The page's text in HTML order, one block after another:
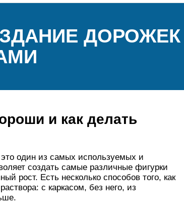
и как делать
один из самых используемых и
создать самые различные фигурки
рост. Есть несколько способов того, как
с каркасом, без него, из